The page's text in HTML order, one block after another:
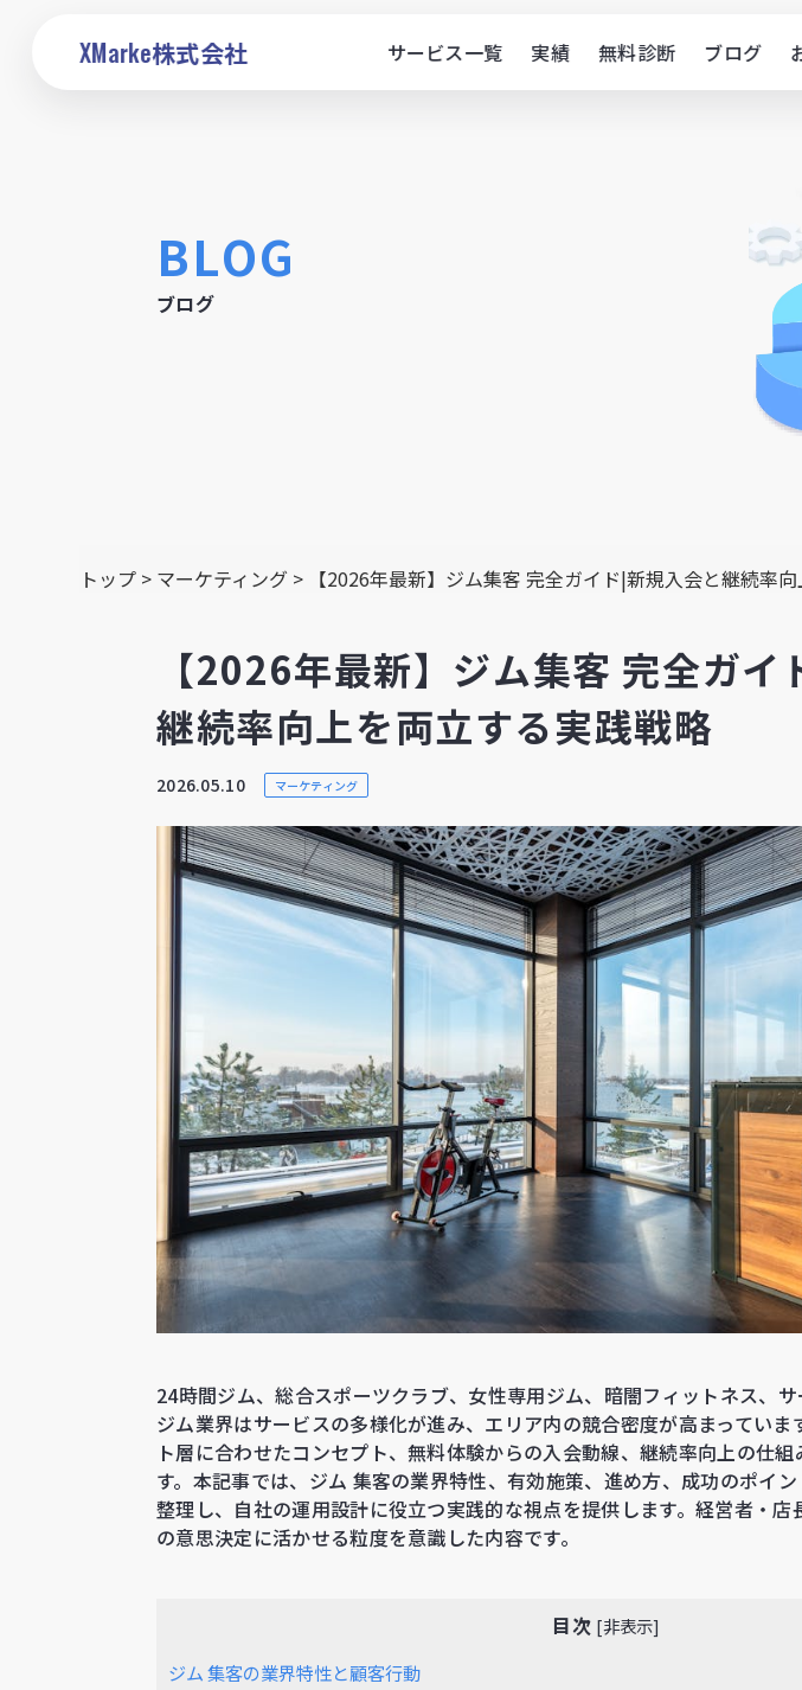
XMarke株式会社 サービス一覧 実績 無料診断 ブログ
BLOG
ブログ
トップ > マーケティング > 【2026年最新】ジム集客 完全ガイド|新規入会と継続率
【2026年最新】ジム集客 完全ガイ
継続率向上を両立する実践戦略
2026.05.10 マーケティング
24時間ジム、総合スポーツクラブ、女性専用ジム、暗闇フィットネス、サ
ジム業界はサービスの多様化が進み、エリア内の競合密度が高まっていま
ト層に合わせたコンセプト、無料体験からの入会動線、継続率向上の仕
す。本記事では、ジム 集客の業界特性、有効施策、進め方、成功のポイ
整理し、自社の運用設計に役立つ実践的な視点を提供します。経営者・店
の意思決定に活かせる粒度を意識した内容です。
目次 [非表示]
ジム 集客の業界特性と顧客行動